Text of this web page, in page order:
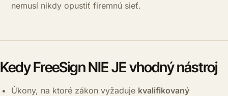
nemusí nikdy opustiť firemnú sieť.
Kedy FreeSign NIE JE vhodný nástroj
Úkony, na ktoré zákon vyžaduje kvalifikovaný